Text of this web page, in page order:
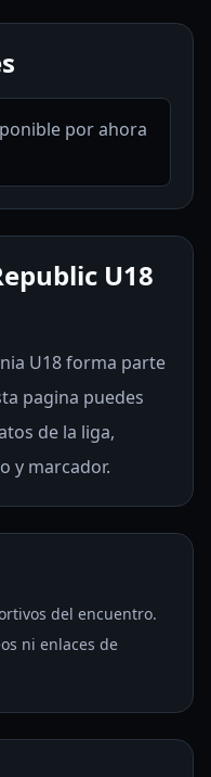
por ahora
U18
U18 forma parte
pagina puedes
de la liga,
y marcador.
del encuentro.
ni enlaces de